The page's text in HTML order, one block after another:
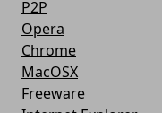
P2P
Opera
Chrome
MacOSX
Freeware